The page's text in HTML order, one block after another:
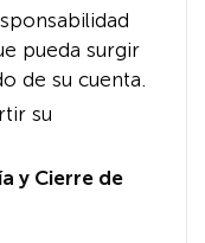
pueda surgir
de su cuenta.
su
y Cierre de